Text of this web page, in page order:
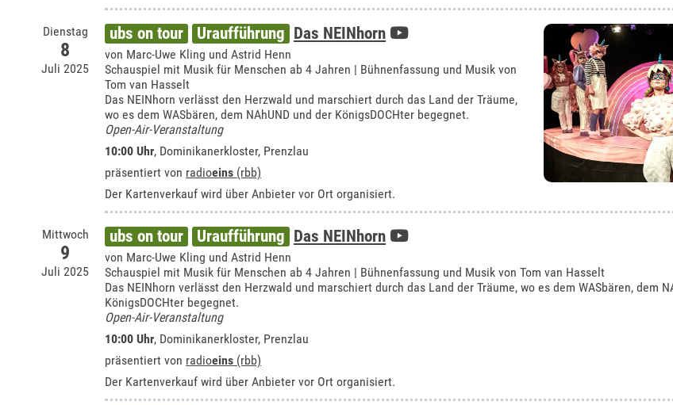
Dienstag
8
Juli 2025
ubs on tour Uraufführung Das NEINhorn
von Marc-Uwe Kling und Astrid Henn
Schauspiel mit Musik für Menschen ab 4 Jahren | Bühnenfassung und Musik von
Tom van Hasselt
Das NEINhorn verlässt den Herzwald und marschiert durch das Land der Träume,
wo es dem WASbären, dem NAhUND und der KönigsDOCHter begegnet.
Open-Air-Veranstaltung
10:00 Uhr, Dominikanerkloster, Prenzlau
präsentiert von radioeins (rbb)
Der Kartenverkauf wird über Anbieter vor Ort organisiert.
Mittwoch
9
Juli 2025
ubs on tour Uraufführung Das NEINhorn
von Marc-Uwe Kling und Astrid Henn
Schauspiel mit Musik für Menschen ab 4 Jahren | Bühnenfassung und Musik von Tom van Hasselt
Das NEINhorn verlässt den Herzwald und marschiert durch das Land der Träume, wo es dem WASbären, dem
KönigsDOCHter begegnet.
Open-Air-Veranstaltung
10:00 Uhr, Dominikanerkloster, Prenzlau
präsentiert von radioeins (rbb)
Der Kartenverkauf wird über Anbieter vor Ort organisiert.